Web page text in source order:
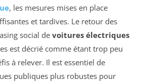
, les mesures mises en place
et tardives. Le retour des
social de voitures électriques
est décrié comme étant trop peu
à relever. Il est essentiel de
publiques plus robustes pour